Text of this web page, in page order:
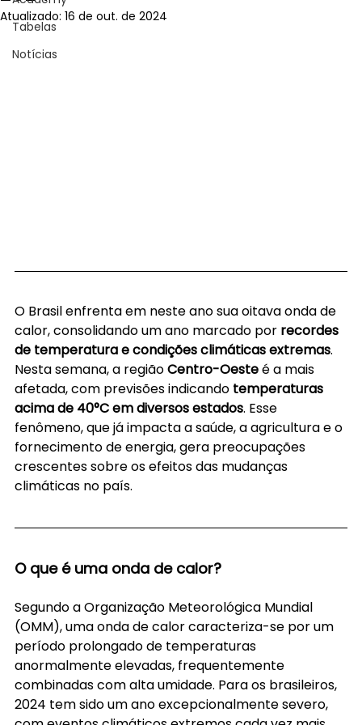
Tabelas
Notícias
Atualizado: 16 de out. de 2024
O Brasil enfrenta em neste ano sua oitava onda de
calor, consolidando um ano marcado por recordes
de temperatura e condições climáticas extremas.
Nesta semana, a região Centro-Oeste é a mais
afetada, com previsões indicando temperaturas
acima de 40°C em diversos estados. Esse
fenômeno, que já impacta a saúde, a agricultura e o
fornecimento de energia, gera preocupações
crescentes sobre os efeitos das mudanças
climáticas no país.
O que é uma onda de calor?
Segundo a Organização Meteorológica Mundial
(OMM), uma onda de calor caracteriza-se por um
período prolongado de temperaturas
anormalmente elevadas, frequentemente
combinadas com alta umidade. Para os brasileiros,
2024 tem sido um ano excepcionalmente severo,